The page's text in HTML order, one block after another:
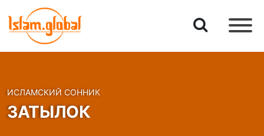
ИСЛАМСКИЙ СОННИК
ЗАТЫЛОК